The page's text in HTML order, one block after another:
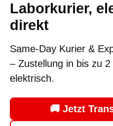
Laborkurier,
direkt
Same-Day Kurier &
– Zustellung in bis zu 2
elektrisch.
🚚 Jetzt